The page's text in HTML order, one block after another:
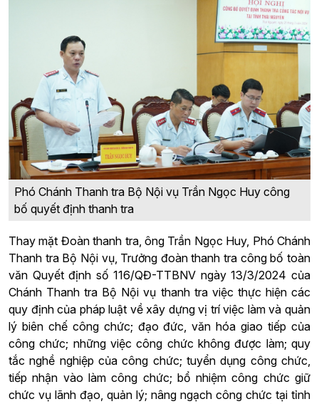
Phó Chánh Thanh tra Bộ Nội vụ Trần Ngọc Huy công
bố quyết định thanh tra
Thay mặt Đoàn thanh tra, ông Trần Ngọc Huy, Phó Chánh
Thanh tra Bộ Nội vụ, Trưởng đoàn thanh tra công bố toàn
văn Quyết định số 116/QĐ-TTBNV ngày 13/3/2024 của
Chánh Thanh tra Bộ Nội vụ thanh tra việc thực hiện các
quy định của pháp luật về xây dựng vị trí việc làm và quản
lý biên chế công chức; đạo đức, văn hóa giao tiếp của
công chức; những việc công chức không được làm; quy
tắc nghề nghiệp của công chức; tuyển dụng công chức,
tiếp nhận vào làm công chức; bổ nhiệm công chức giữ
chức vụ lãnh đạo, quản lý; nâng ngạch công chức tại tỉnh